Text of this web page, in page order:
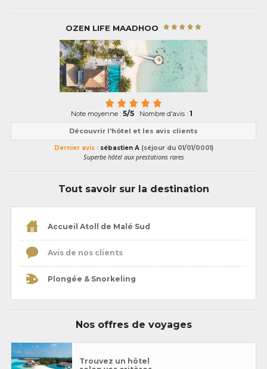
OZEN LIFE MAADHOO
Note moyenne : 5/5 Nombre d'avis : 1
Découvrir l'hôtel et les avis clients
Dernier avis :sébastien A (séjour du 01/01/0001)
Superbe hôtel aux prestations rares
Tout savoir sur la destination
Accueil Atoll de Malé Sud
Avis de nos clients
Plongée & Snorkeling
Nos offres de voyages
Trouvez un hôtel